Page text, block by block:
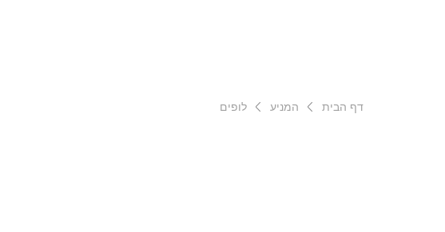
דף הבית המניע לופים